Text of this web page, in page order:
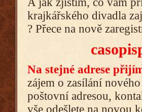
krajkářského divadla
? Přece na nově
Na stejné adrese
zájem o zasílání
poštovní adresou,
vše odešlete na novou